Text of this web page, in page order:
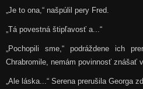
„Je to ona,“ našpúlil pery Fred.
„Tá povestná štipľavosť a...“
„Pochopili sme,“ podráždene ich
Chrabromile, nemám povinnosť znášať
„Ale láska...“ Serena prerušila Georga